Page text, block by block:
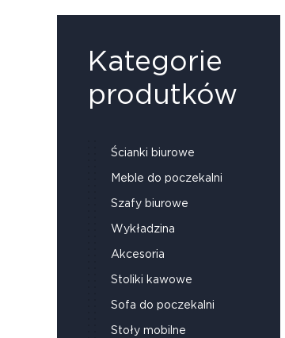
Kategorie
produtków
Ścianki biurowe
Meble do poczekalni
Szafy biurowe
Wykładzina
Akcesoria
Stoliki kawowe
Sofa do poczekalni
Stoły mobilne